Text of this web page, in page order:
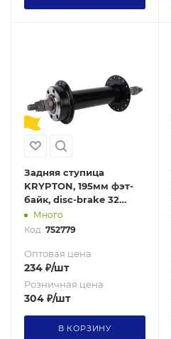
Задняя ступица
KRYPTON, 195мм фэт-
байк, disc-brake 32
отверстия пром
подшипник ISO 600ZZ
freewheel /LIQ-Fat-Rear-
32H/ черный/уп30/
Много
Код: 752779
Оптовая цена
234 ₽/шт
Розничная цена
304 ₽/шт
В КОРЗИНУ